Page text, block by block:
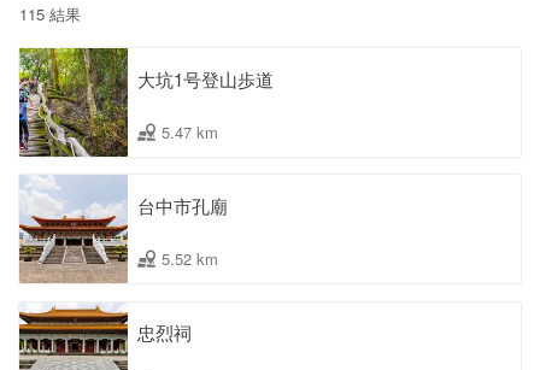
115 結果
大坑1号登山歩道
5.47 km
台中市孔廟
5.52 km
忠烈祠